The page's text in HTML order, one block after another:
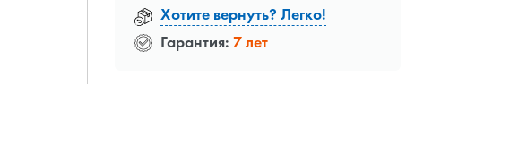
Хотите вернуть? Легко!
Гарантия: 7 лет